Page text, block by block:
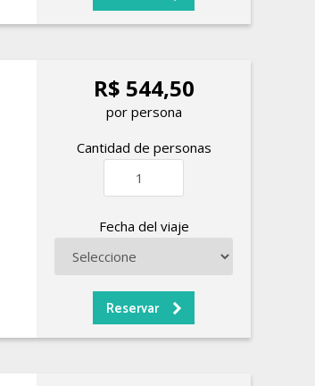
R$ 544,50
por persona
Cantidad de personas
Fecha del viaje